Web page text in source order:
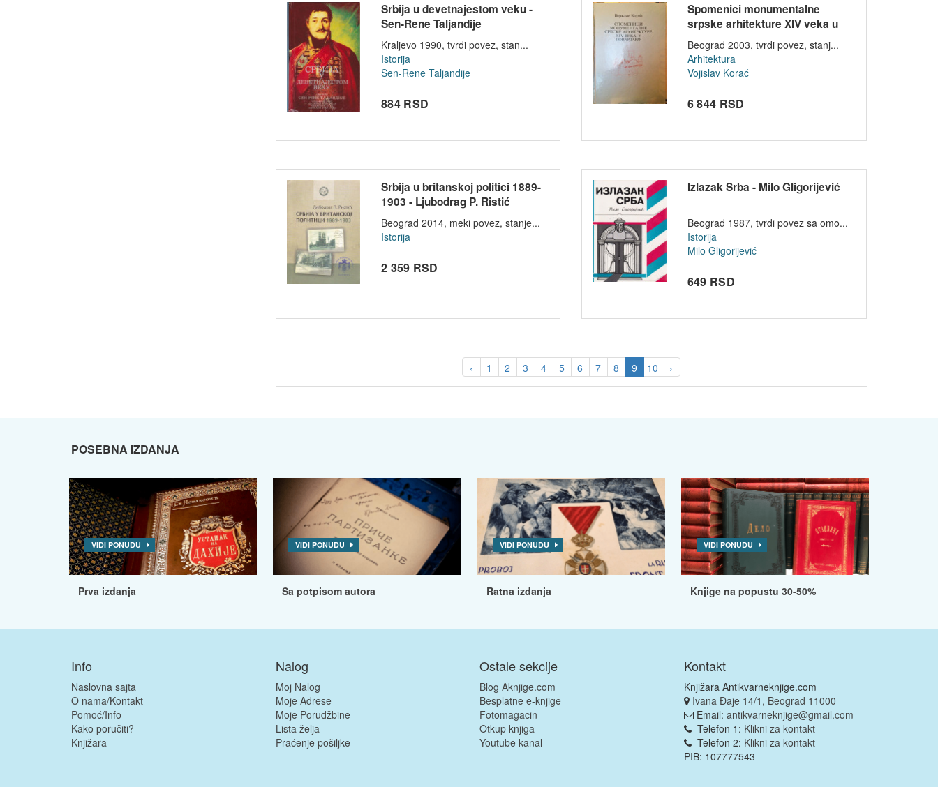
Srbija u devetnajestom veku -
Sen-Rene Taljandije
Kraljevo 1990, tvrdi povez, stan...
Istorija
Sen-Rene Taljandije
884 RSD
Spomenici monumentalne
srpske arhitekture XIV veka u
Povarda...
Beograd 2003, tvrdi povez, stanj...
Arhitektura
Vojislav Korać
6 844 RSD
Srbija u britanskoj politici 1889-
1903 - Ljubodrag P. Ristić
Beograd 2014, meki povez, stanje...
Istorija
2 359 RSD
Izlazak Srba - Milo Gligorijević
Beograd 1987, tvrdi povez sa omo...
Istorija
Milo Gligorijević
649 RSD
‹ 1 2 3 4 5 6 7 8 9 10 ›
POSEBNA IZDANJA
VIDI PONUDU
Prva izdanja
VIDI PONUDU
Sa potpisom autora
VIDI PONUDU
Ratna izdanja
VIDI PONUDU
Knjige na popustu 30-50%
Info
Naslovna sajta
O nama/Kontakt
Pomoć/Info
Kako poručiti?
Knjižara
Nalog
Moj Nalog
Moje Adrese
Moje Porudžbine
Lista želja
Praćenje pošiljke
Ostale sekcije
Blog Aknjige.com
Besplatne e-knjige
Fotomagacin
Otkup knjiga
Youtube kanal
Kontakt
Knjižara Antikvarneknjige.com
Ivana Đaje 14/1, Beograd 11000
Email: antikvarneknjige@gmail.com
Telefon 1: Klikni za kontakt
Telefon 2: Klikni za kontakt
PIB: 107777543